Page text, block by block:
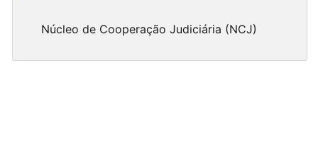
Núcleo de Cooperação Judiciária (NCJ)